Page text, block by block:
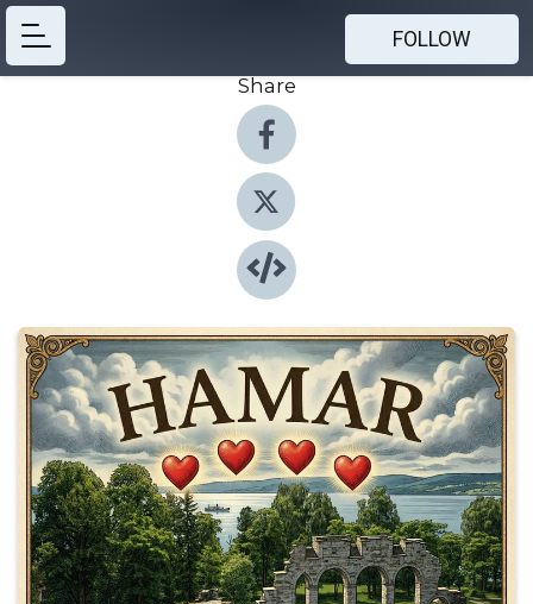
FOLLOW
Share